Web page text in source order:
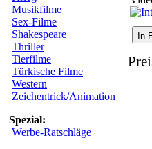
Musikfilme
Sex-Filme
Shakespeare
Thriller
Tierfilme
Türkische Filme
Western
Zeichentrick/Animation
Spezial:
Werbe-Ratschläge
In